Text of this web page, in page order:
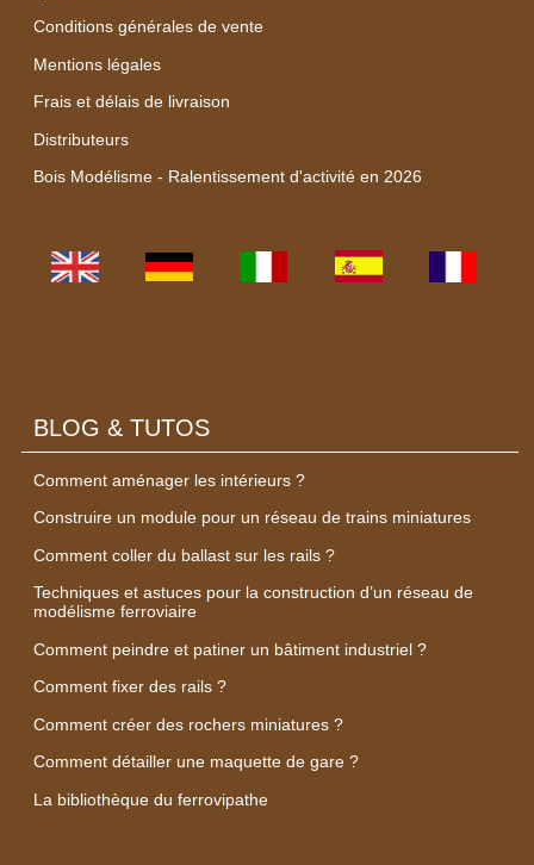
Conditions générales de vente
Mentions légales
Frais et délais de livraison
Distributeurs
Bois Modélisme - Ralentissement d'activité en 2026
BLOG & TUTOS
Comment aménager les intérieurs ?
Construire un module pour un réseau de trains miniatures
Comment coller du ballast sur les rails ?
Techniques et astuces pour la construction d’un réseau de
modélisme ferroviaire
Comment peindre et patiner un bâtiment industriel ?
Comment fixer des rails ?
Comment créer des rochers miniatures ?
Comment détailler une maquette de gare ?
La bibliothèque du ferrovipathe